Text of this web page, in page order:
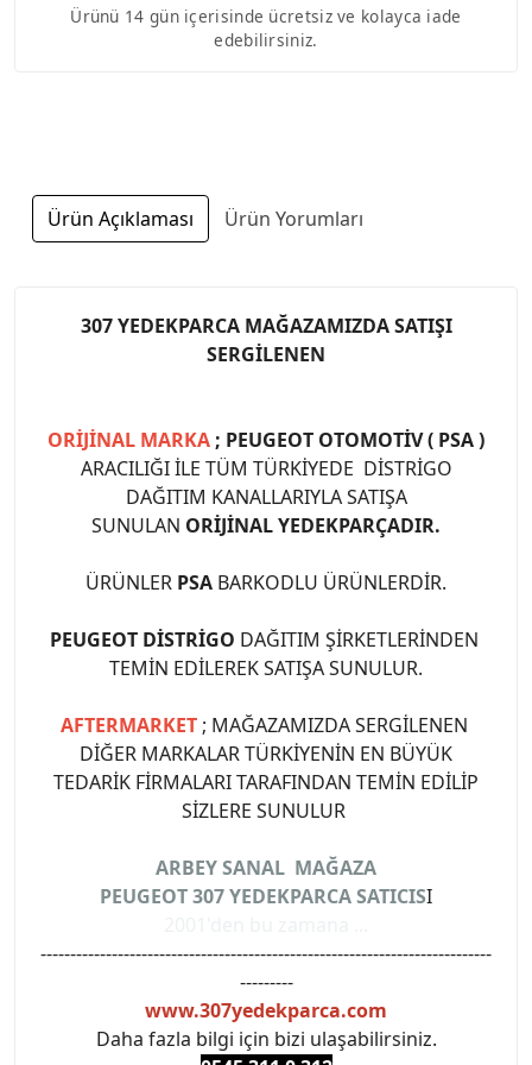
Ürünü 14 gün içerisinde ücretsiz ve kolayca iade
edebilirsiniz.
Ürün Açıklaması Ürün Yorumları
307 YEDEKPARCA MAĞAZAMIZDA SATIŞI
SERGİLENEN
ORİJİNAL MARKA ; PEUGEOT OTOMOTİV ( PSA )
ARACILIĞI İLE TÜM TÜRKİYEDE DİSTRİGO
DAĞITIM KANALLARIYLA SATIŞA
SUNULAN ORİJİNAL YEDEKPARÇADIR.
ÜRÜNLER PSA BARKODLU ÜRÜNLERDİR.
PEUGEOT DİSTRİGO DAĞITIM ŞİRKETLERİNDEN
TEMİN EDİLEREK SATIŞA SUNULUR.
AFTERMARKET ; MAĞAZAMIZDA SERGİLENEN
DİĞER MARKALAR TÜRKİYENİN EN BÜYÜK
TEDARİK FİRMALARI TARAFINDAN TEMİN EDİLİP
SİZLERE SUNULUR
ARBEY SANAL MAĞAZA
PEUGEOT 307 YEDEKPARCA SATICISI
----------------------------------------------------------------------------
---------
www.307yedekparca.com
Daha fazla bilgi için bizi ulaşabilirsiniz.